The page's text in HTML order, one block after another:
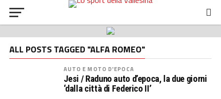
ALL POSTS TAGGED "ALFA ROMEO"
AUTO E MOTO D'EPOCA
Jesi / Raduno auto d’epoca, la due giorni
‘dalla città di Federico II’